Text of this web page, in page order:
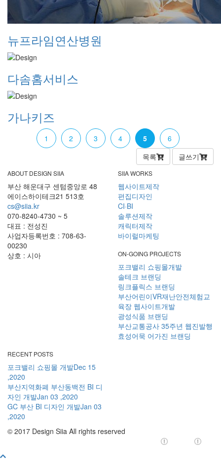
뉴프라임연산병원
다솜홈서비스
가나키즈
1 2 3 4 5
6
목록
글쓰기
ABOUT DESIGN SIIA
부산 해운대구 센텀중앙로 48
에이스하이테크21 513호
cs@siia.kr
070-8240-4730 ~ 5
대표 : 전성진
사업자등록번호 : 708-63-
00230
상호 : 시아
SIIA WORKS
웹사이트제작
편집디자인
CI·BI
솔루션제작
캐릭터제작
바이럴마케팅
ON-GOING PROJECTS
포크밸리 쇼핑몰개발
솔테크 브랜딩
링크플릭스 브랜딩
부산어린이VR재난안전체험교
육장 웹사이트개발
광성식품 브랜딩
부산교통공사 35주년 웹진발행
효성어묵 어가진 브랜딩
RECENT POSTS
포크밸리 쇼핑몰 개발Dec 15
,2020
부산지역화폐 부산동백전 BI 디
자인 개발Jan 03 ,2020
GC 부산 BI 디자인 개발Jan 03
,2020
© 2017 Design Siia All rights reserved